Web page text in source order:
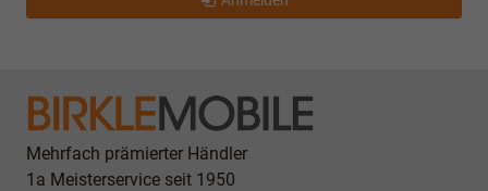
Mehrfach prämierter Händler
1a Meisterservice seit 1950